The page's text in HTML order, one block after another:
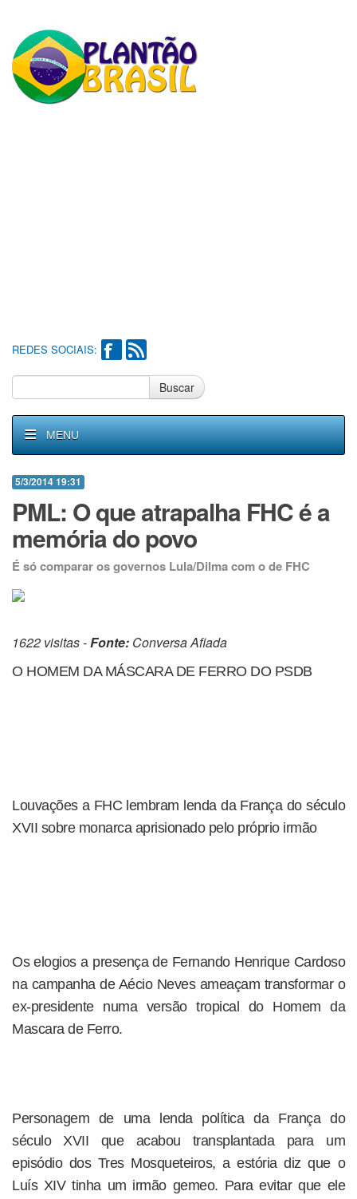
REDES SOCIAIS:
Buscar
MENU
5/3/2014 19:31
PML: O que atrapalha FHC é a
memória do povo
É só comparar os governos Lula/Dilma com o de FHC
1622 visitas -Fonte: Conversa Afiada
O HOMEM DA MÁSCARA DE FERRO DO PSDB
Louvações a FHC lembram lenda da França do século
XVII sobre monarca aprisionado pelo próprio irmão
Os elogios a presença de Fernando Henrique Cardoso
na campanha de Aécio Neves ameaçam transformar o
ex-presidente numa versão tropical do Homem da
Mascara de Ferro.
Personagem de uma lenda política da França do
século XVII que acabou transplantada para um
episódio dos Tres Mosqueteiros, a estória diz que o
Luís XIV tinha um irmão gemeo. Para evitar que ele